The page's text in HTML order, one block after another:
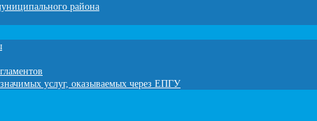
района
услуг, оказываемых через ЕПГУ